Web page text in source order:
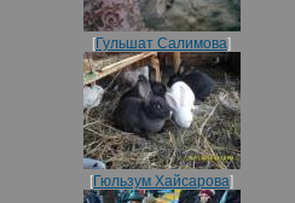
[Гульшат Салимова]
[Гюльзум Хайсарова]